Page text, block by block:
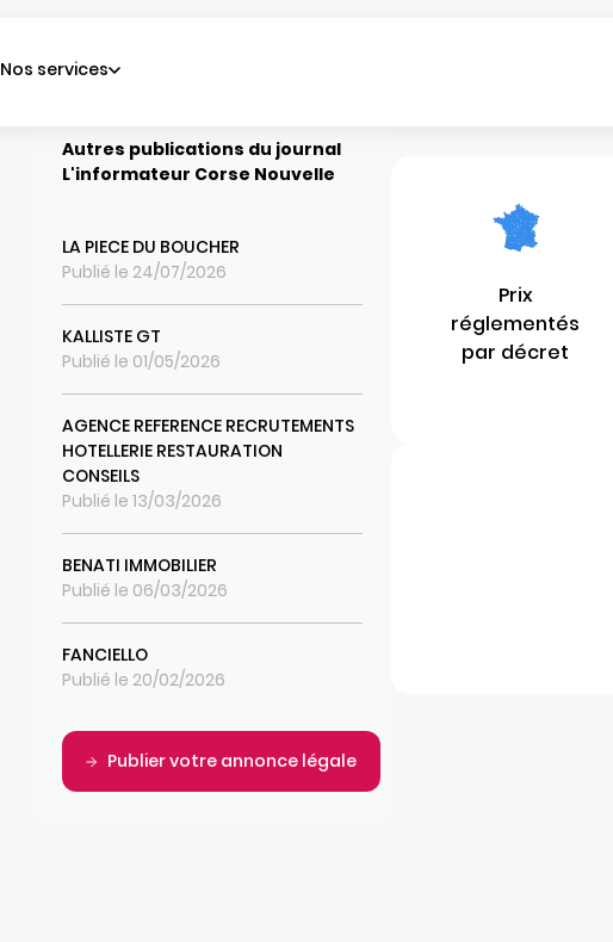
Nos services
Autres publications du journal
L'informateur Corse Nouvelle
LA PIECE DU BOUCHER
Publié le 24/07/2026
KALLISTE GT
Publié le 01/05/2026
AGENCE REFERENCE RECRUTEMENTS
HOTELLERIE RESTAURATION
CONSEILS
Publié le 13/03/2026
BENATI IMMOBILIER
Publié le 06/03/2026
FANCIELLO
Publié le 20/02/2026
Publier votre annonce légale
Prix
réglementés
par décret